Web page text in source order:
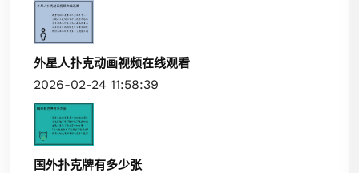
外星人扑克动画视频在线观看
2026-02-24 11:58:39
国外扑克牌有多少张